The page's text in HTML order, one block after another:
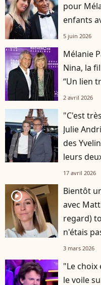
pour
enfants
5 juin 2026
Mélanie
Nina, la
“Un lien
2 avril 2026
"C'est
Julie
des
leurs
17 avril 2026
player2
Bientôt
avec
regard)
n'étais
3 mars 2026
"Le choix
le voile